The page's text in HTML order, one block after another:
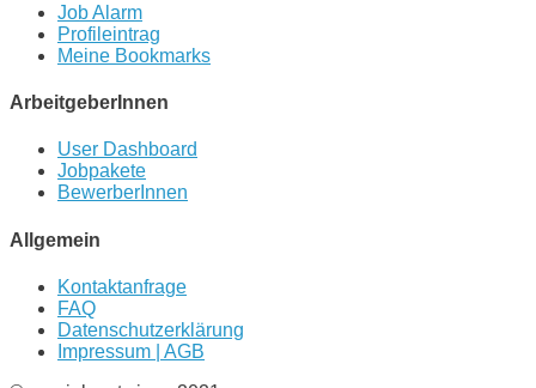
Job Alarm
Profileintrag
Meine Bookmarks
ArbeitgeberInnen
User Dashboard
Jobpakete
BewerberInnen
Allgemein
Kontaktanfrage
FAQ
Datenschutzerklärung
Impressum | AGB